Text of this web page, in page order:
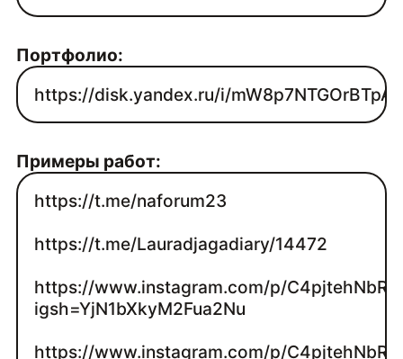
Портфолио:
https://disk.yandex.ru/i/mW8p7NTGOrBTpA
Примеры работ:
https://t.me/naforum23
https://t.me/Lauradjagadiary/14472
https://www.instagram.com/p/
igsh=YjN1bXkyM2Fua2Nu
https://www.instagram.com/p/